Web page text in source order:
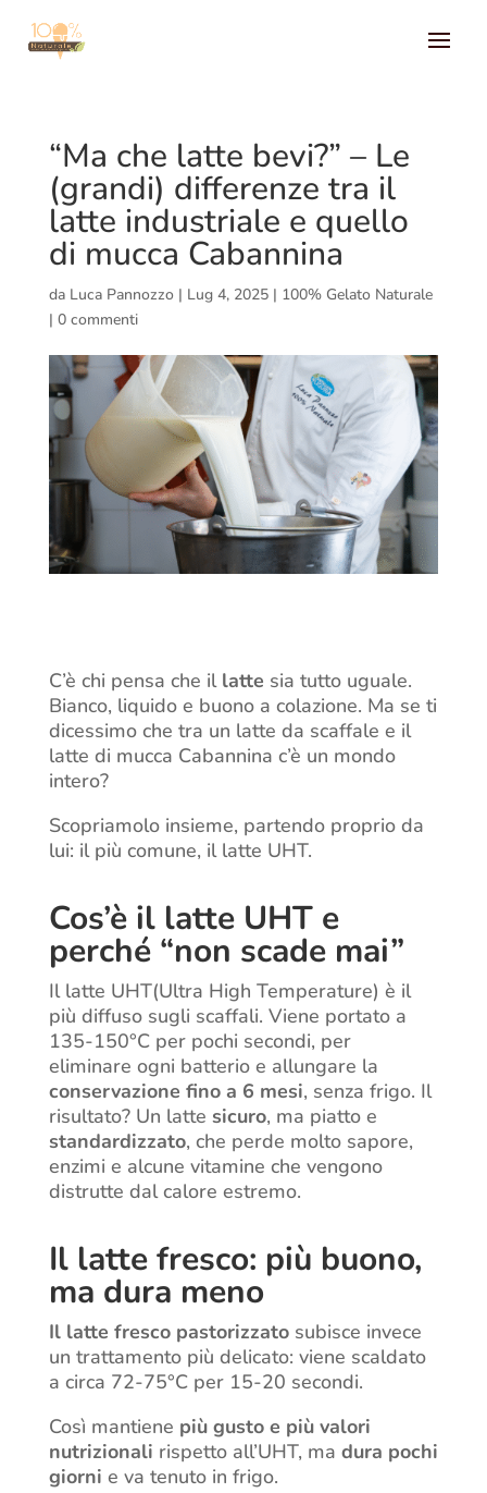
“Ma che latte bevi?” – Le
(grandi) differenze tra il
latte industriale e quello
di mucca Cabannina
da Luca Pannozzo| Lug 4, 2025| 100% Gelato Naturale
| 0 commenti
C’è chi pensa che il latte sia tutto uguale.
Bianco, liquido e buono a colazione. Ma se ti
dicessimo che tra un latte da scaffale e il
latte di mucca Cabannina c’è un mondo
intero?
Scopriamolo insieme, partendo proprio da
lui: il più comune, il latte UHT.
Cos’è il latte UHT e
perché “non scade mai”
Il latte UHT(Ultra High Temperature) è il
più diffuso sugli scaffali. Viene portato a
135-150°C per pochi secondi, per
eliminare ogni batterio e allungare la
conservazione fino a 6 mesi, senza frigo. Il
risultato? Un latte sicuro, ma piatto e
standardizzato, che perde molto sapore,
enzimi e alcune vitamine che vengono
distrutte dal calore estremo.
Il latte fresco: più buono,
ma dura meno
Il latte fresco pastorizzatosubisce invece
un trattamento più delicato: viene scaldato
a circa 72-75°C per 15-20 secondi.
Così mantiene più gustoe più valori
nutrizionali rispetto all’UHT, ma dura pochi
giorni e va tenuto in frigo.